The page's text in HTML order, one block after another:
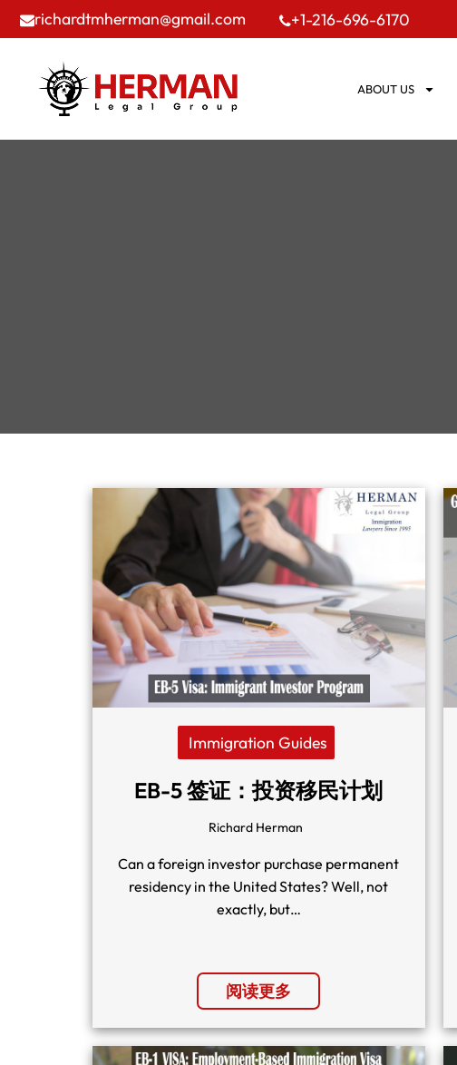
richardtmherman@gmail.com +1-216-696-6170
ABOUT US
Immigration Guides
EB-5 签证：投资移民计划
Richard Herman
Can a foreign investor purchase permanent
residency in the United States? Well, not
exactly, but…
阅读更多